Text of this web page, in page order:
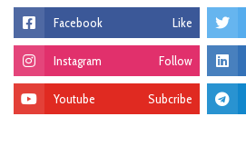
Facebook Like
Instagram Follow
Youtube Subcribe